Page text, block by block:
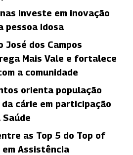
investe em inovação
pessoa idosa
José dos Campos
Mais Vale e fortalece
a comunidade
orienta população
cárie em participação
Saúde
as Top 5 do Top of
em Assistência